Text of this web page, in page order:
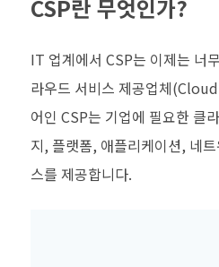
CSP란 무엇인가?
IT 업계에서 CSP는 이제는 너
라우드 서비스 제공업체
어인 CSP는 기업에 필요한 클
지, 플랫폼, 애플리케이션, 네
스를 제공합니다.